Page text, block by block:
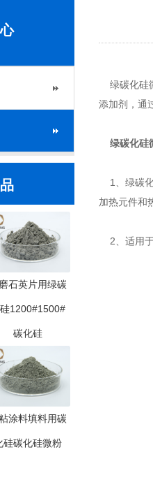
石英片用绿碳
1200#1500#
碳化硅
涂料填料用碳
硅碳化硅微粉
绿碳化硅
添加剂，通
绿碳化硅
1、绿碳化
加热元件和
2、适用于